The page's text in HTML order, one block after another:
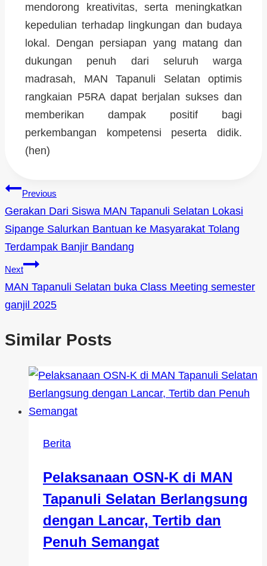
mendorong kreativitas, serta meningkatkan
kepedulian terhadap lingkungan dan budaya
lokal. Dengan persiapan yang matang dan
dukungan penuh dari seluruh warga
madrasah, MAN Tapanuli Selatan optimis
rangkaian P5RA dapat berjalan sukses dan
memberikan dampak positif bagi
perkembangan kompetensi peserta didik.
(hen)
Previous
Gerakan Dari Siswa MAN Tapanuli Selatan Lokasi
Sipange Salurkan Bantuan ke Masyarakat Tolang
Terdampak Banjir Bandang
Next
MAN Tapanuli Selatan buka Class Meeting semester
ganjil 2025
Similar Posts
Berita
Pelaksanaan OSN-K di MAN
Tapanuli Selatan Berlangsung
dengan Lancar, Tertib dan
Penuh Semangat